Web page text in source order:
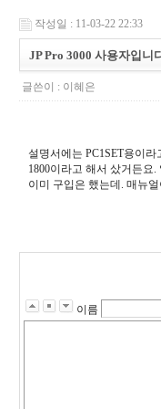
작성일 : 11-03-22 22:33
JP Pro 3000 사용자입니
글쓴이 : 이혜은
설명서에는 PC1SET용이라
1800이라고 해서 샀거든요.
이미 구입은 했는데. 매뉴
이름